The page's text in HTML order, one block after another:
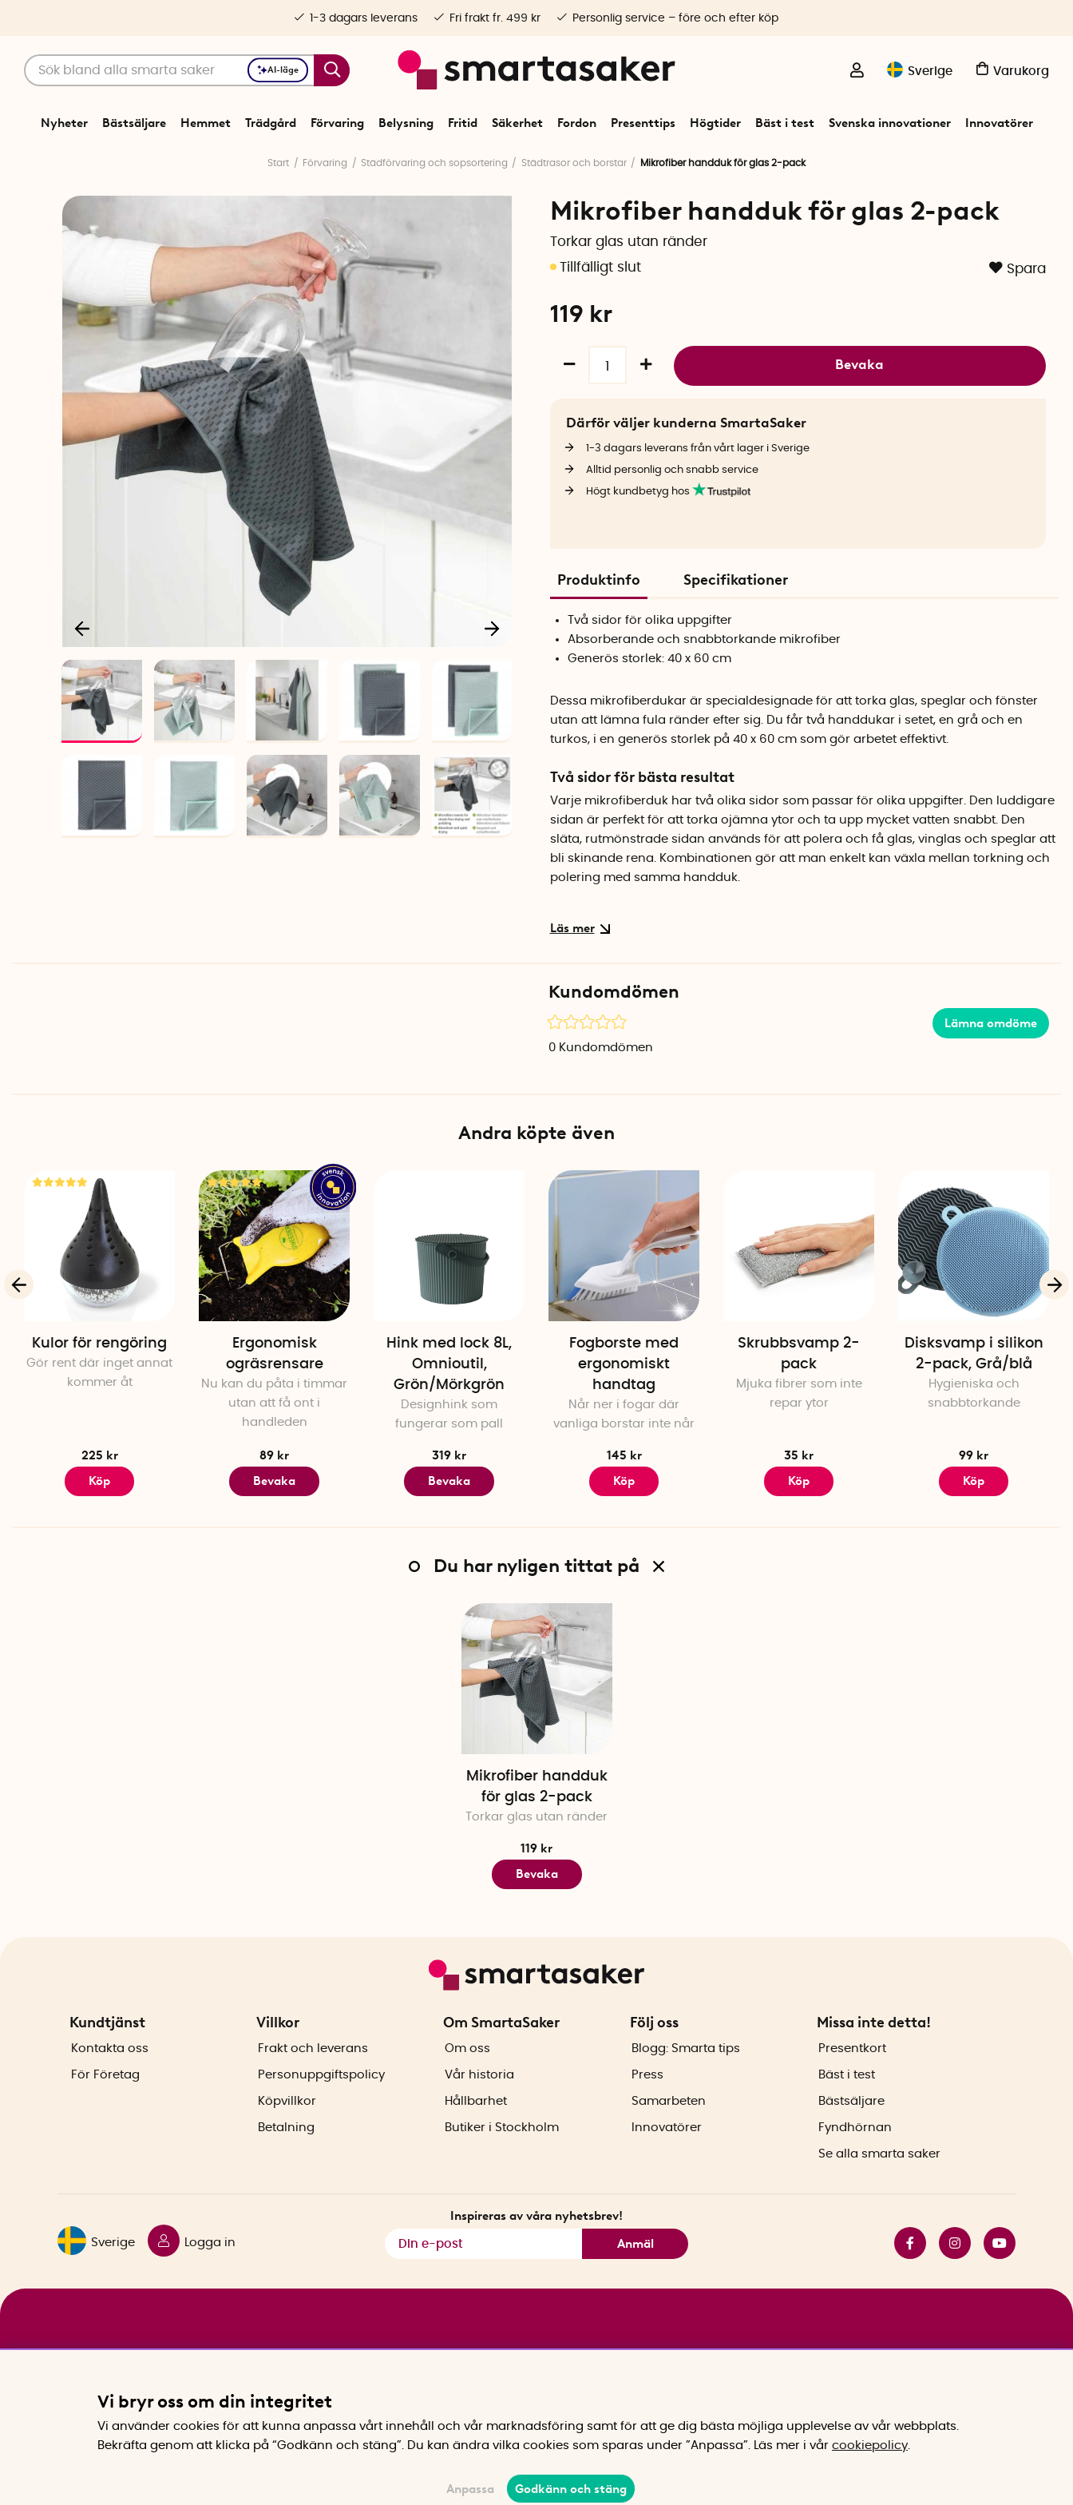
AI-läge Sverige Varukorg
Nyheter Bästsäljare Hemmet Trädgård Förvaring Belysning Fritid Säkerhet Fordon Presenttips Högtider Bäst i test Svenska innovationer Innovatörer
1-3 dagars leverans Fri frakt fr. 499 kr Personlig service – före och efter köp
Start Förvaring Städförvaring och sopsortering Städtrasor och borstar Mikrofiber handduk för glas 2-pack
Mikrofiber handduk för glas 2-pack
Torkar glas utan ränder
Spara
119 kr
Bevaka
Därför väljer kunderna SmartaSaker
1-3 dagars leverans från vårt lager i Sverige
Alltid personlig och snabb service
Högt kundbetyg hos
Produktinfo Specifikationer
Två sidor för olika uppgifter
Absorberande och snabbtorkande mikrofiber
Generös storlek: 40 x 60 cm
Dessa mikrofiberdukar är specialdesignade för att torka glas, speglar och fönster
utan att lämna fula ränder efter sig. Du får två handdukar i setet, en grå och en
turkos, i en generös storlek på 40 x 60 cm som gör arbetet effektivt.
Två sidor för bästa resultat
Varje mikrofiberduk har två olika sidor som passar för olika uppgifter. Den luddigare
sidan är perfekt för att torka ojämna ytor och ta upp mycket vatten snabbt. Den
släta, rutmönstrade sidan används för att polera och få glas, vinglas och speglar att
bli skinande rena. Kombinationen gör att man enkelt kan växla mellan torkning och
polering med samma handduk.
kan hänga upp dem för torkning vid diskbänken.
Specifikationer
Mått: 40 x 60 cm
Kundomdömen
Lämna omdöme
0 Kundomdömen
Andra köpte även
Kulor för rengöring
Gör rent där inget annat
kommer åt
225 kr
Köp
Ergonomisk
ogräsrensare
Nu kan du påta i timmar
utan att få ont i
handleden
89 kr
Bevaka
Hink med lock 8L,
Omnioutil,
Grön/Mörkgrön
Designhink som
fungerar som pall
319 kr
Bevaka
Fogborste med
ergonomiskt
handtag
Når ner i fogar där
vanliga borstar inte når
145 kr
Köp
Skrubbsvamp 2-
pack
Mjuka fibrer som inte
repar ytor
35 kr
Köp
Disksvamp i silikon
2-pack, Grå/blå
Hygieniska och
snabbtorkande
99 kr
Köp
Du har nyligen tittat på
Mikrofiber handduk
för glas 2-pack
Torkar glas utan ränder
119 kr
Bevaka
Kundtjänst
Kontakta oss
För Företag
Villkor
Frakt och leverans
Personuppgiftspolicy
Köpvillkor
Betalning
Om SmartaSaker
Om oss
Vår historia
Hållbarhet
Butiker i Stockholm
Följ oss
Blogg: Smarta tips
Press
Samarbeten
Innovatörer
Missa inte detta!
Presentkort
Bäst i test
Bästsäljare
Fyndhörnan
Se alla smarta saker
Sverige Logga in
Inspireras av våra nyhetsbrev!
Anmäl
Vi bryr oss om din integritet
Vi använder cookies för att kunna anpassa vårt innehåll och vår marknadsföring samt för att ge dig bästa möjliga upplevelse av vår webbplats.
Bekräfta genom att klicka på “Godkänn och stäng”. Du kan ändra vilka cookies som sparas under ”Anpassa”.
Läs mer i vår cookiepolicy
Anpassa Godkänn och stäng